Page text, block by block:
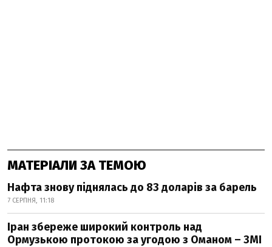
МАТЕРІАЛИ ЗА ТЕМОЮ
Нафта знову піднялась до 83 доларів за барель
7 СЕРПНЯ, 11:18
Іран збереже широкий контроль над
Ормузькою протокою за угодою з Оманом – ЗМІ